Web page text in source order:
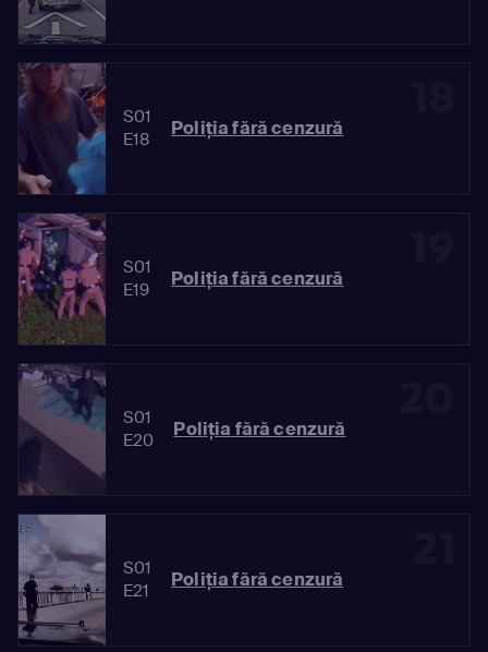
S01
E18
Poliția fără cenzură
S01
E19
Poliția fără cenzură
S01
E20
Poliția fără cenzură
S01
E21
Poliția fără cenzură